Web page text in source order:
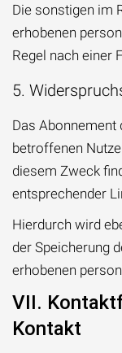
Die sonstigen im
erhobenen
Regel nach einer
5.
Das Abonnement
betroffenen
diesem Zweck
entsprechender
Hierdurch wird
der Speicherung
erhobenen
VII.
Kontakt